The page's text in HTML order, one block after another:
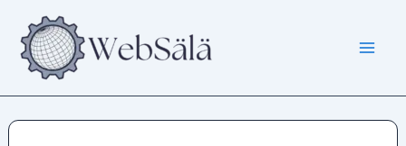
sisältöön